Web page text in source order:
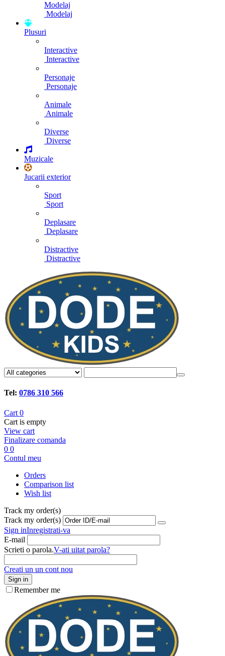
Modelaj
Modelaj
Plusuri
Interactive
Interactive
Personaje
Personaje
Animale
Animale
Diverse
Diverse
Muzicale
Jucarii exterior
Sport
Sport
Deplasare
Deplasare
Distractive
Distractive
Tel: 0786 310 566
Cart 0
Cart is empty
View cart
Finalizare comanda
0 0
Contul meu
Orders
Comparison list
Wish list
Track my order(s)
Track my order(s)
Sign inInregistrati-va
E-mail
Scrieti o parola.V-ati uitat parola?
Creati un un cont nou
Sign in
Remember me